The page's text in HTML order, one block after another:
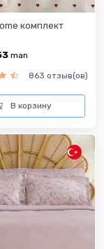
комплект
man
863 отзыв(ов)
В корзину